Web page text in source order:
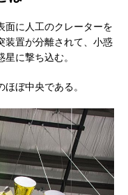
面に人工のクレーターを
装置が分離されて、小惑
に撃ち込む。
ぼ中央である。